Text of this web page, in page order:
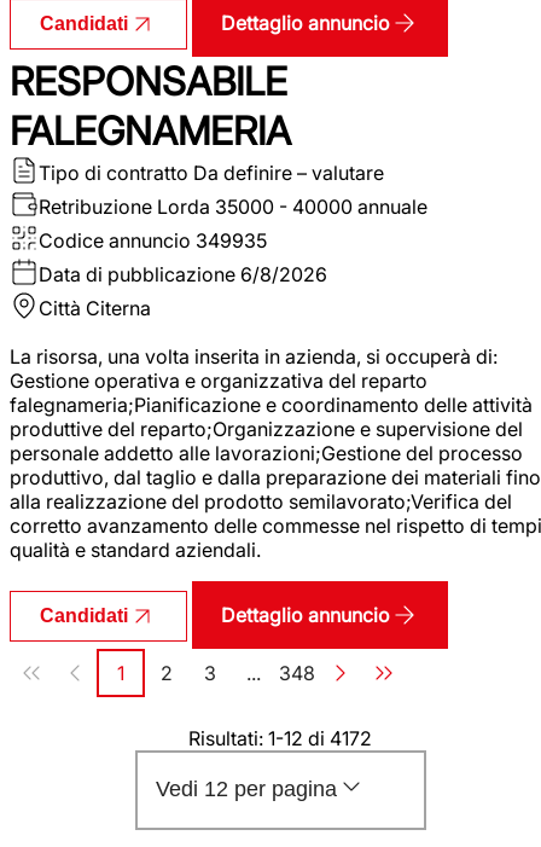
Candidati Dettaglio annuncio
RESPONSABILE
FALEGNAMERIA
Tipo di contratto Da definire – valutare
Retribuzione Lorda 35000 - 40000 annuale
Codice annuncio 349935
Data di pubblicazione 6/8/2026
Città Citerna
La risorsa, una volta inserita in azienda, si occuperà di:
Gestione operativa e organizzativa del reparto
falegnameria;Pianificazione e coordinamento delle attività
produttive del reparto;Organizzazione e supervisione del
personale addetto alle lavorazioni;Gestione del processo
produttivo, dal taglio e dalla preparazione dei materiali fino
alla realizzazione del prodotto semilavorato;Verifica del
corretto avanzamento delle commesse nel rispetto di
qualità e standard aziendali.
Candidati Dettaglio annuncio
Paginazione
Pagina
1 Pagina
2 Pagina
3 ... Pagina
348
Risultati: 1-12 di 4172
Vedi 12 per pagina